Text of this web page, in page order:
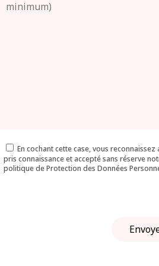
En cochant cette case, vous reconnaissez
pris connaissance et accepté sans réserve
politique de Protection des Données